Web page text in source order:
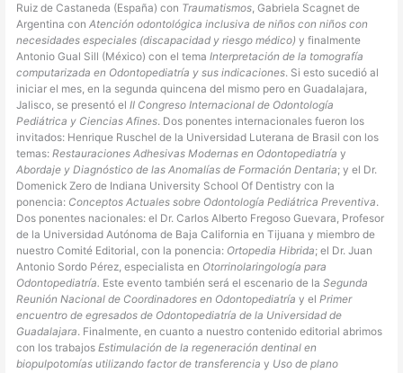
Ruiz de Castaneda (España) con Traumatismos, Gabriela Scagnet de
Argentina conAtención odontológica inclusiva de niños con niños con
necesidades especiales (discapacidad y riesgo médico) y finalmente
Antonio Gual Sill (México) con el temaInterpretación de la tomografía
computarizada en Odontopediatría y sus indicaciones. Si esto sucedió al
iniciar el mes, en la segunda quincena del mismo pero en Guadalajara,
Jalisco, se presentó elII Congreso Internacional de Odontología
Pediátrica y Ciencias Afines. Dos ponentes internacionales fueron los
invitados: Henrique Ruschel de la Universidad Luterana de Brasil con los
temas:Restauraciones Adhesivas Modernas en Odontopediatría y
Abordaje y Diagnóstico de las Anomalías de Formación Dentaria; y el Dr.
Domenick Zero de Indiana University School Of Dentistry con la
ponencia: Conceptos Actuales sobre Odontología Pediátrica Preventiva.
Dos ponentes nacionales: el Dr. Carlos Alberto Fregoso Guevara, Profesor
de la Universidad Autónoma de Baja California en Tijuana y miembro de
nuestro Comité Editorial, con la ponencia: Ortopedia Hibrida; el Dr. Juan
Antonio Sordo Pérez, especialista en Otorrinolaringología para
Odontopediatría. Este evento también será el escenario de laSegunda
Reunión Nacional de Coordinadores en Odontopediatría y elPrimer
encuentro de egresados de Odontopediatría de la Universidad de
Guadalajara. Finalmente, en cuanto a nuestro contenido editorial abrimos
con los trabajosEstimulación de la regeneración dentinal en
biopulpotomías utilizando factor de transferencia y Uso de plano